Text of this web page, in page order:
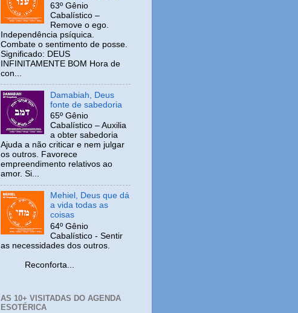
63º Gênio
Cabalístico –
Remove o ego.
Independência psíquica.
Combate o sentimento de posse.
Significado: DEUS
INFINITAMENTE BOM Hora de
con...
Damabiah, Deus
fonte de sabedoria
65º Gênio
Cabalístico – Auxilia
a obter sabedoria
Ajuda a não criticar e nem julgar
os outros. Favorece
empreendimento relativos ao
amor. Si...
Mehiel, Deus que dá
a vida todas as
coisas
64º Gênio
Cabalístico - Sentir
as necessidades dos outros.
Reconforta...
AS 10+ VISITADAS DO AGENDA
ESOTÉRICA